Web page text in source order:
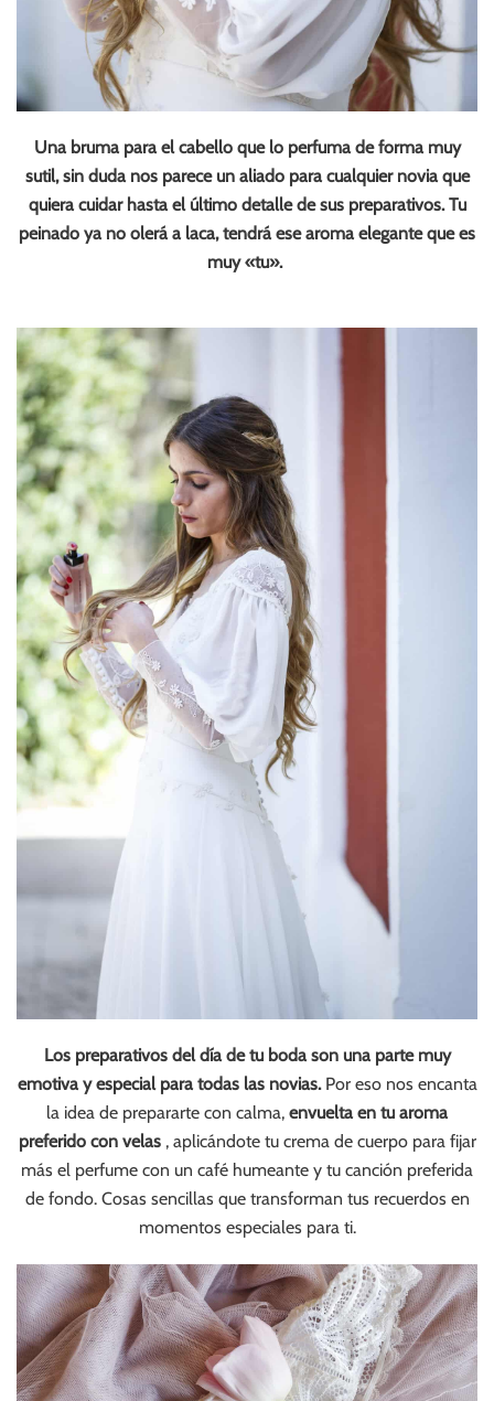
Una bruma para el cabello que lo perfuma de forma muy
sutil, sin duda nos parece un aliado para cualquier novia que
quiera cuidar hasta el último detalle de sus preparativos. Tu
peinado ya no olerá a laca, tendrá ese aroma elegante que es
muy «tu».
Los preparativos del día de tu boda son una parte muy
emotiva y especial para todas las novias.Por eso nos encanta
la idea de prepararte con calma, envuelta en tu aroma
preferido con velas, aplicándote tu crema de cuerpo para fijar
más el perfume con un café humeante y tu canción preferida
de fondo. Cosas sencillas que transforman tus recuerdos en
momentos especiales para ti.